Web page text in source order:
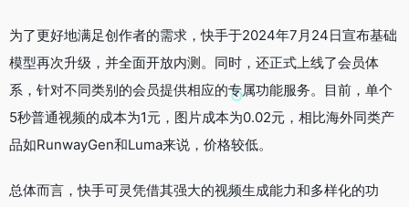
为了更好地满足创作者的需求，快手于2024年7月24日宣布基础
模型再次升级，并全面开放内测。同时，还正式上线了会员体
系，针对不同类别的会员提供相应的专属功能服务。目前，单个
5秒普通视频的成本为1元，图片成本为0.02元，相比海外同类产
品如RunwayGen和Luma来说，价格较低。
总体而言，快手可灵凭借其强大的视频生成能力和多样化的功